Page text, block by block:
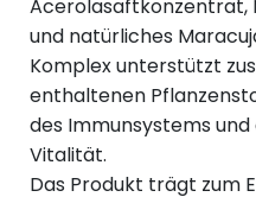
und natürliches
Komplex unterstützt
enthaltenen
des Immunsystems
Vitalität.
Das Produkt trägt zum